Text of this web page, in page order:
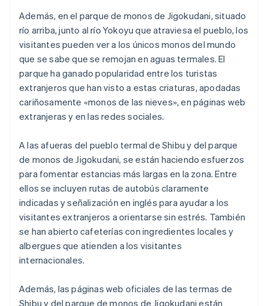
Además, en el parque de monos de Jigokudani, situado
río arriba, junto al río Yokoyu que atraviesa el pueblo, los
visitantes pueden ver a los únicos monos del mundo
que se sabe que se remojan en aguas termales. El
parque ha ganado popularidad entre los turistas
extranjeros que han visto a estas criaturas, apodadas
cariñosamente «monos de las nieves», en páginas web
extranjeras y en las redes sociales.
A las afueras del pueblo termal de Shibu y del parque
de monos de Jigokudani, se están haciendo esfuerzos
para fomentar estancias más largas en la zona. Entre
ellos se incluyen rutas de autobús claramente
indicadas y señalización en inglés para ayudar a los
visitantes extranjeros a orientarse sin estrés. También
se han abierto cafeterías con ingredientes locales y
albergues que atienden a los visitantes
internacionales.
Además, las páginas web oficiales de las termas de
Shibu y del parque de monos de Jigokudani están